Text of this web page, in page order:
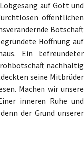
auf Gott und
öffentlichen
Botschaft
Hoffnung auf
Ein befreundeter
nachhaltig
seine Mitbrüder
Machen wir unsere
inneren Ruhe und
der Grund unserer